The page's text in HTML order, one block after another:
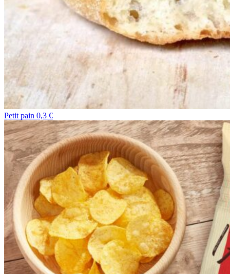
Petit pain 0,3 €